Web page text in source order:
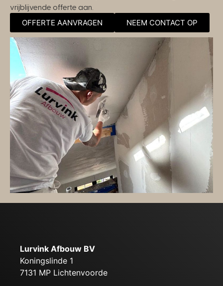
vrijblijvende offerte aan.
OFFERTE AANVRAGEN NEEM CONTACT OP
Lurvink Afbouw BV
Koningslinde 1
7131 MP Lichtenvoorde